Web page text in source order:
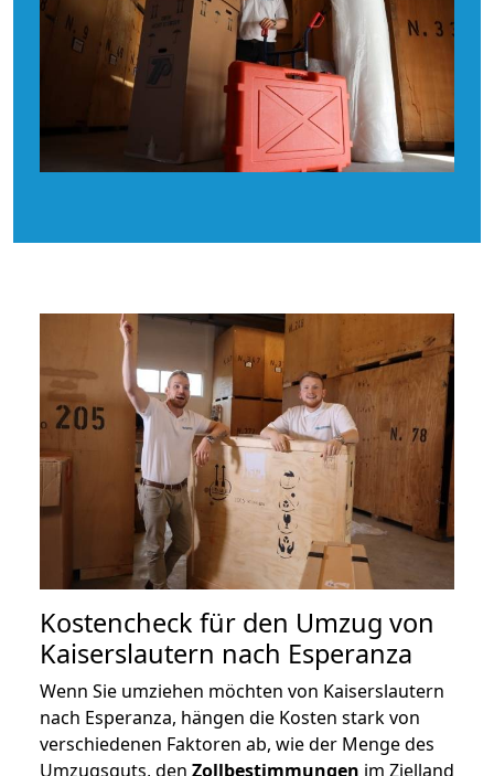
Kostencheck für den Umzug von
Kaiserslautern nach Esperanza
Wenn Sie umziehen möchten von Kaiserslautern
nach Esperanza, hängen die Kosten stark von
verschiedenen Faktoren ab, wie der Menge des
Umzugsguts, den Zollbestimmungen im Zielland